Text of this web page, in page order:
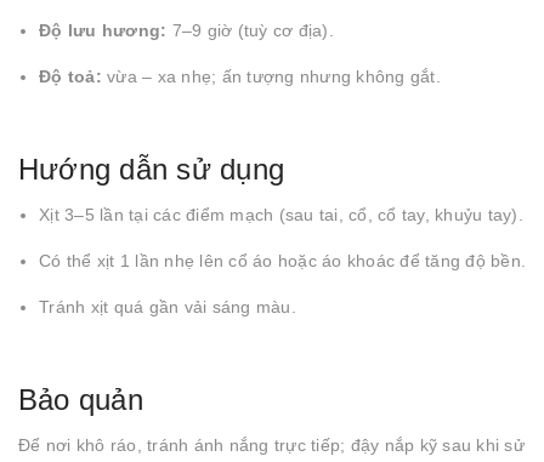
Độ lưu hương: 7–9 giờ (tuỳ cơ địa).
Độ toả: vừa – xa nhẹ; ấn tượng nhưng không gắt.
Hướng dẫn sử dụng
Xịt 3–5 lần tại các điểm mạch (sau tai, cổ, cổ tay, khuỷu tay).
Có thể xịt 1 lần nhẹ lên cổ áo hoặc áo khoác để tăng độ bền.
Tránh xịt quá gần vải sáng màu.
Bảo quản
Để nơi khô ráo, tránh ánh nắng trực tiếp; đậy nắp kỹ sau khi sử